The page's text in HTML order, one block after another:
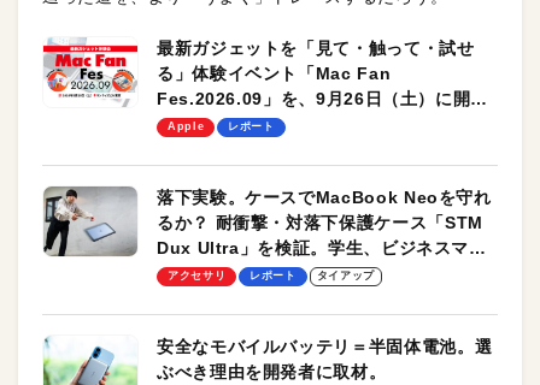
最新ガジェットを「見て・触って・試せ
る」体験イベント「Mac Fan
Fes.2026.09」を、9月26日（土）に開催
します！
Apple レポート
落下実験。ケースでMacBook Neoを守れ
るか？ 耐衝撃・対落下保護ケース「STM
Dux Ultra」を検証。学生、ビジネスマン
のモバイルユースに最適！
アクセサリ レポート タイアップ
安全なモバイルバッテリ＝半固体電池。選
ぶべき理由を開発者に取材。